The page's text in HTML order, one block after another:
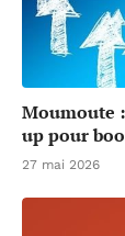
Moumoute
up pour
27 mai 2026